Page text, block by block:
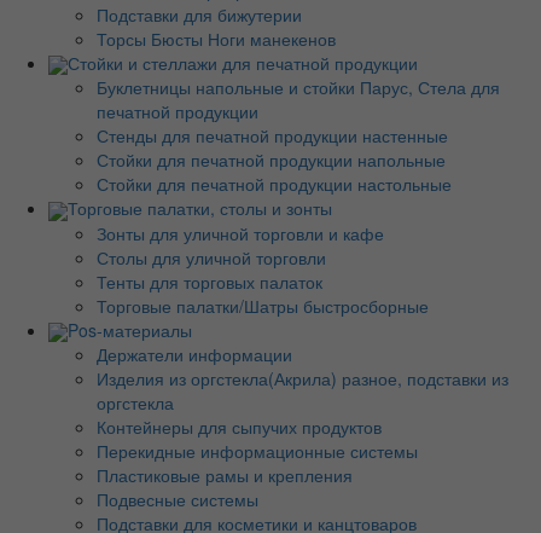
Подставки для бижутерии
Торсы Бюсты Ноги манекенов
Стойки и стеллажи для печатной продукции
Буклетницы напольные и стойки Парус, Стела для
печатной продукции
Стенды для печатной продукции настенные
Стойки для печатной продукции напольные
Стойки для печатной продукции настольные
Торговые палатки, столы и зонты
Зонты для уличной торговли и кафе
Столы для уличной торговли
Тенты для торговых палаток
Торговые палатки/Шатры быстросборные
Pos-материалы
Держатели информации
Изделия из оргстекла(Акрила) разное, подставки из
оргстекла
Контейнеры для сыпучих продуктов
Перекидные информационные системы
Пластиковые рамы и крепления
Подвесные системы
Подставки для косметики и канцтоваров